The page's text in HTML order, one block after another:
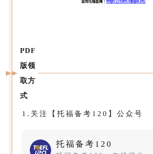
PDF
版领
取方
式
1.关注【托福备考120】公众号
托福备考120